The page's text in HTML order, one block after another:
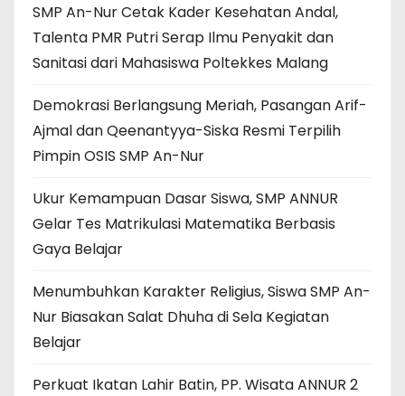
SMP An-Nur Cetak Kader Kesehatan Andal,
Talenta PMR Putri Serap Ilmu Penyakit dan
Sanitasi dari Mahasiswa Poltekkes Malang
Demokrasi Berlangsung Meriah, Pasangan Arif-
Ajmal dan Qeenantyya-Siska Resmi Terpilih
Pimpin OSIS SMP An-Nur
Ukur Kemampuan Dasar Siswa, SMP ANNUR
Gelar Tes Matrikulasi Matematika Berbasis
Gaya Belajar
Menumbuhkan Karakter Religius, Siswa SMP An-
Nur Biasakan Salat Dhuha di Sela Kegiatan
Belajar
Perkuat Ikatan Lahir Batin, PP. Wisata ANNUR 2